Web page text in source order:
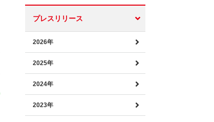
プレスリリース
2026年
2025年
2024年
2023年